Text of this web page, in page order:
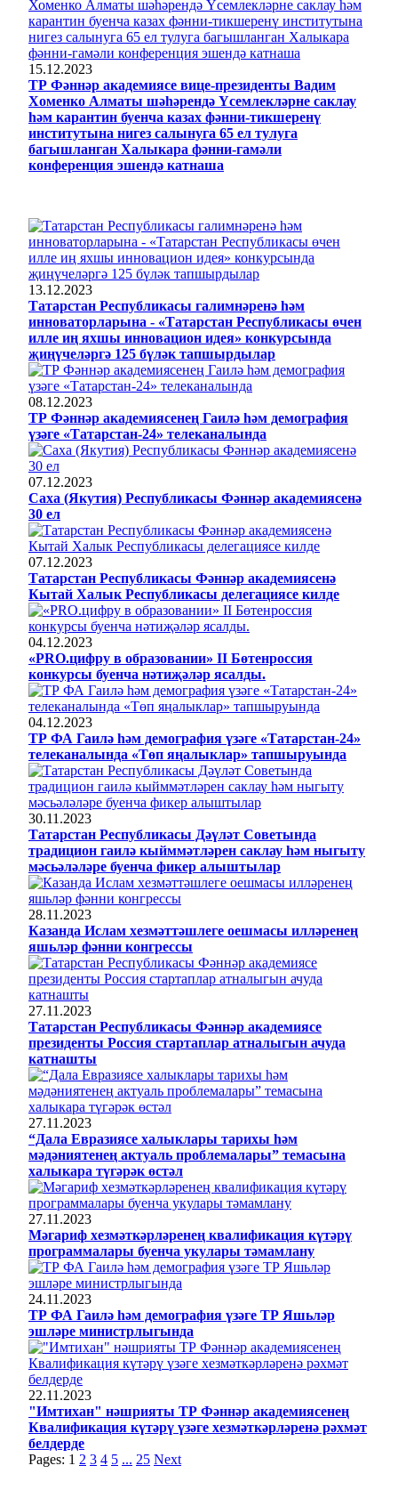
15.12.2023
ТР Фәннәр академиясе вице-президенты Вадим
Хоменко Алматы шәһәрендә Үсемлекләрне саклау
һәм карантин буенча казах фәнни-тикшеренү
институтына нигез салынуга 65 ел тулуга
багышланган Халыкара фәнни-гамәли
конференция эшендә катнаша
13.12.2023
Татарстан Республикасы галимнәренә һәм
инноваторларына - «Татарстан Республикасы өчен
илле иң яхшы инновацион идея» конкурсында
җиңүчеләргә 125 бүләк тапшырдылар
08.12.2023
ТР Фәннәр академиясенең Гаилә һәм демография
үзәге «Татарстан-24» телеканалында
07.12.2023
Саха (Якутия) Республикасы Фәннәр академиясенә
30 ел
07.12.2023
Татарстан Республикасы Фәннәр академиясенә
Кытай Халык Республикасы делегациясе килде
04.12.2023
«PRO.цифру в образовании» II Бөтенроссия
конкурсы буенча нәтиҗәләр ясалды.
04.12.2023
ТР ФА Гаилә һәм демография үзәге «Татарстан-24»
телеканалында «Төп яңалыклар» тапшыруында
30.11.2023
Татарстан Республикасы Дәүләт Советында
традицион гаилә кыйммәтләрен саклау һәм ныгыту
мәсьәләләре буенча фикер алыштылар
28.11.2023
Казанда Ислам хезмәттәшлеге оешмасы илләренең
яшьләр фәнни конгрессы
27.11.2023
Татарстан Республикасы Фәннәр академиясе
президенты Россия стартаплар атналыгын ачуда
катнашты
27.11.2023
“Дала Евразиясе халыклары тарихы һәм
мәдәниятенең актуаль проблемалары” темасына
халыкара түгәрәк өстәл
27.11.2023
Мәгариф хезмәткәрләренең квалификация күтәрү
программалары буенча укулары тәмамлану
24.11.2023
ТР ФА Гаилә һәм демография үзәге ТР Яшьләр
эшләре министрлыгында
22.11.2023
"Имтихан" нәшрияты ТР Фәннәр академиясенең
Квалификация күтәрү үзәге хезмәткәрләренә рәхмәт
белдерде
Pages: 1 2 3 4 5 ... 25 Next